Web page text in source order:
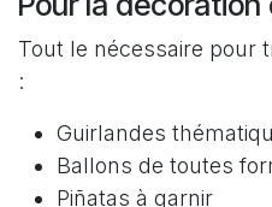
Tout le nécessaire pour
:
Guirlandes
Ballons de toutes
Piñatas à garnir